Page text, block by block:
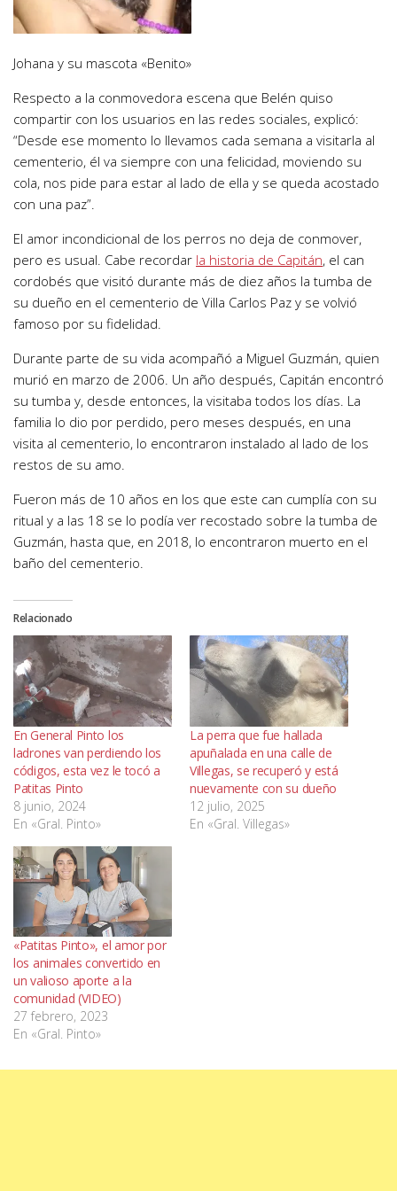
Johana y su mascota «Benito»
Respecto a la conmovedora escena que Belén quiso
compartir con los usuarios en las redes sociales, explicó:
“Desde ese momento lo llevamos cada semana a visitarla al
cementerio, él va siempre con una felicidad, moviendo su
cola, nos pide para estar al lado de ella y se queda acostado
con una paz”.
El amor incondicional de los perros no deja de conmover,
pero es usual. Cabe recordar la historia de Capitán, el can
cordobés que visitó durante más de diez años la tumba de
su dueño en el cementerio de Villa Carlos Paz y se volvió
famoso por su fidelidad.
Durante parte de su vida acompañó a Miguel Guzmán, quien
murió en marzo de 2006. Un año después, Capitán encontró
su tumba y, desde entonces, la visitaba todos los días. La
familia lo dio por perdido, pero meses después, en una
visita al cementerio, lo encontraron instalado al lado de los
restos de su amo.
Fueron más de 10 años en los que este can cumplía con su
ritual y a las 18 se lo podía ver recostado sobre la tumba de
Guzmán, hasta que, en 2018, lo encontraron muerto en el
baño del cementerio.
Relacionado
En General Pinto los
ladrones van perdiendo los
códigos, esta vez le tocó a
Patitas Pinto
8 junio, 2024
En «Gral. Pinto»
La perra que fue hallada
apuñalada en una calle de
Villegas, se recuperó y está
nuevamente con su dueño
12 julio, 2025
En «Gral. Villegas»
«Patitas Pinto», el amor por
los animales convertido en
un valioso aporte a la
comunidad (VIDEO)
27 febrero, 2023
En «Gral. Pinto»